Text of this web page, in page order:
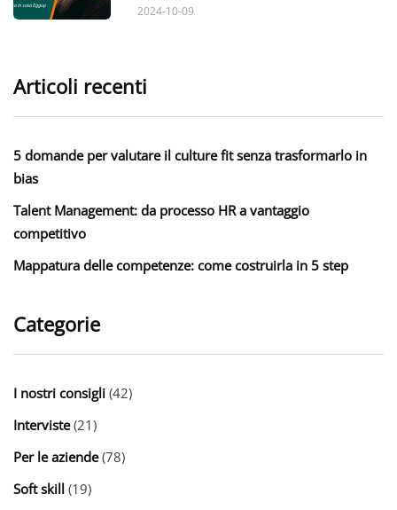
2024-10-09
Articoli recenti
5 domande per valutare il culture fit senza trasformarlo in
bias
Talent Management: da processo HR a vantaggio
competitivo
Mappatura delle competenze: come costruirla in 5 step
Categorie
I nostri consigli (42)
Interviste(21)
Per le aziende(78)
Soft skill (19)